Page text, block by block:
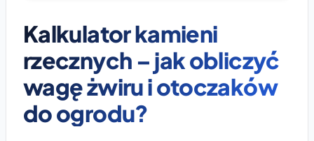
Kalkulator kamieni
rzecznych – jak obliczyć
wagę żwiru i otoczaków
do ogrodu?